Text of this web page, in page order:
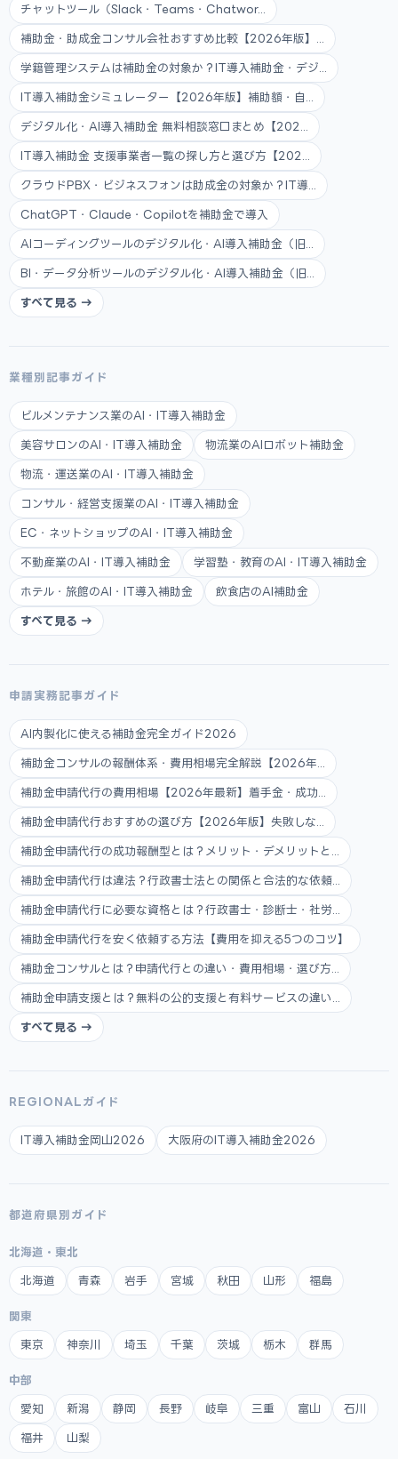
チャットツール（Slack・Teams・Chatwor...
補助金・助成金コンサル会社おすすめ比較【2026年版】...
学籍管理システムは補助金の対象か？IT導入補助金・デジ...
IT導入補助金シミュレーター【2026年版】補助額・自...
デジタル化・AI導入補助金 無料相談窓口まとめ【202...
IT導入補助金 支援事業者一覧の探し方と選び方【202...
クラウドPBX・ビジネスフォンは助成金の対象か？IT導...
ChatGPT・Claude・Copilotを補助金で導入
AIコーディングツールのデジタル化・AI導入補助金（旧...
BI・データ分析ツールのデジタル化・AI導入補助金（旧...
すべて見る →
業種別記事ガイド
ビルメンテナンス業のAI・IT導入補助金
美容サロンのAI・IT導入補助金 物流業のAIロボット補助金
物流・運送業のAI・IT導入補助金
コンサル・経営支援業のAI・IT導入補助金
EC・ネットショップのAI・IT導入補助金
不動産業のAI・IT導入補助金 学習塾・教育のAI・IT導入補助金
ホテル・旅館のAI・IT導入補助金 飲食店のAI補助金
すべて見る →
申請実務記事ガイド
AI内製化に使える補助金完全ガイド2026
補助金コンサルの報酬体系・費用相場完全解説【2026年...
補助金申請代行の費用相場【2026年最新】着手金・成功...
補助金申請代行おすすめの選び方【2026年版】失敗しな...
補助金申請代行の成功報酬型とは？メリット・デメリットと...
補助金申請代行は違法？行政書士法との関係と合法的な依頼...
補助金申請代行に必要な資格とは？行政書士・診断士・社労...
補助金申請代行を安く依頼する方法【費用を抑える5つのコツ】
補助金コンサルとは？申請代行との違い・費用相場・選び方...
補助金申請支援とは？無料の公的支援と有料サービスの違い...
すべて見る →
REGIONALガイド
IT導入補助金岡山2026 大阪府のIT導入補助金2026
都道府県別ガイド
北海道・東北
北海道 青森 岩手 宮城 秋田 山形 福島
関東
東京 神奈川 埼玉 千葉 茨城 栃木 群馬
中部
愛知 新潟 静岡 長野 岐阜 三重 富山 石川
福井 山梨